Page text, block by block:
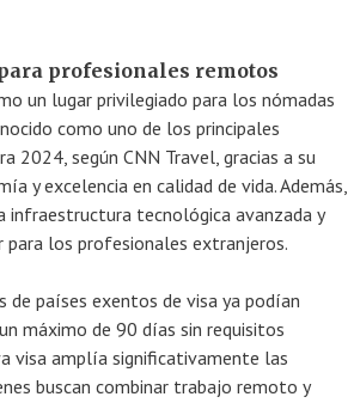
profesionales remotos
un lugar privilegiado para los nómadas
como uno de los principales
2024, según CNN Travel, gracias a su
y excelencia en calidad de vida. Además,
infraestructura tecnológica avanzada y
para los profesionales extranjeros.
de países exentos de visa ya podían
máximo de 90 días sin requisitos
visa amplía significativamente las
buscan combinar trabajo remoto y